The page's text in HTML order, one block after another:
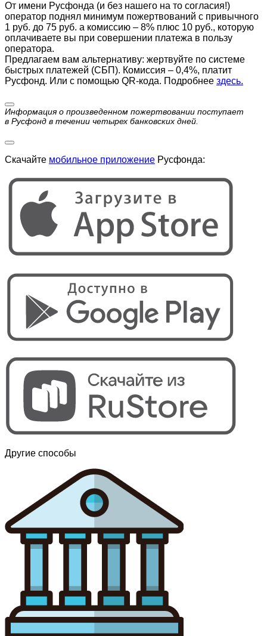
От имени Русфонда (и без нашего на то согласия!)
оператор поднял минимум пожертвований с привычного
1 руб. до 75 руб. а комиссию – 8% плюс 10 руб., которую
оплачиваете вы при совершении платежа в пользу
оператора.
Предлагаем вам альтернативу: жертвуйте по cистеме
быстрых платежей (СБП). Комиссия – 0,4%, платит
Русфонд. Или с помощью QR-кода. Подробнее здесь.
Информация о произведенном пожертвовании поступает
в Русфонд в течении четырех банковских дней.
Скачайте мобильное приложение Русфонда:
Другие способы